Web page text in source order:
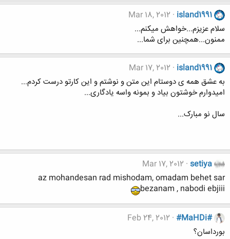
island1991
Mar 18, 2012
سلام عزیزم...خواهش میکنم...
ممنون...همچنین برای شما...
island1991
Mar 17, 2012
به عشق همه ی دوستام این متن و نوشتم و این کارتو درست کردم...
امیدوارم خوشتون بیاد و بمونه واسه یادگاری...
سال نو مبارک...
setiya
Mar 17, 2012
az mohandesan rad mishodam, omadam behet sar
bezanam , nabodi ebjiii
#MaHDi#
Feb 24, 2012
بورداسان؟